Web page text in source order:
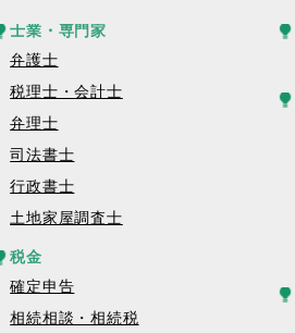
士業・専門家
弁護士
税理士・会計士
弁理士
司法書士
行政書士
土地家屋調査士
税金
確定申告
相続相談・相続税